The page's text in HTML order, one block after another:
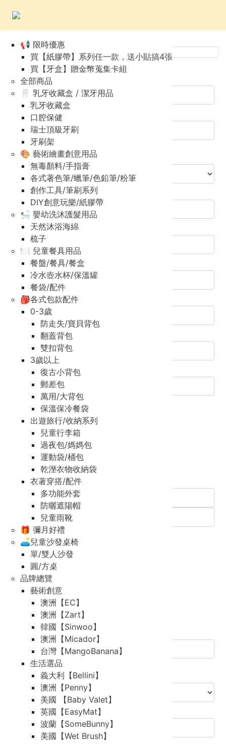
📢 限時優惠
買【紙膠帶】系列任一款，送小貼搞4張
買【牙盒】贈金幣蒐集卡組
全部商品
🦷 乳牙收藏盒 / 潔牙用品
乳牙收藏盒
口腔保健
瑞士頂級牙刷
牙刷架
🎨 藝術繪畫創意用品
無毒顏料/手指膏
各式著色筆/蠟筆/色鉛筆/粉筆
創作工具/筆刷系列
DIY創意玩樂/紙膠帶
🛀 嬰幼洗沐護髮用品
天然沐浴海綿
梳子
🍽️ 兒童餐具用品
餐盤/餐具/餐盒
冷水壺水杯/保溫罐
餐袋/配件
🎒各式包款配件
0-3歲
防走失/寶貝背包
翻蓋背包
雙扣背包
3歲以上
復古小背包
郵差包
萬用/大背包
保溫保冷餐袋
出遊旅行/收納系列
兒童行李箱
過夜包/媽媽包
運動袋/桶包
乾溼衣物收納袋
衣著穿搭/配件
多功能外套
防曬遮陽帽
兒童雨靴
🎁 彌月好禮
🛋️兒童沙發桌椅
單/雙人沙發
圓/方桌
品牌總覽
藝術創意
澳洲【EC】
澳洲【Zart】
韓國【Sinwoo】
澳洲【Micador】
台灣【MangoBanana】
生活選品
義大利【Bellini】
澳洲【Penny】
美國 【Baby Valet】
英國【EasyMat】
波蘭【SomeBunny】
美國【Wet Brush】
Next
Billing Information
Full name (*required)
Facebook Nickname
Country/Region
Postcode/ZIP(*required)
City(*required)
State/Province/District(*required)
Street address, floor, etc.(*required)
Email (*required)
Phone number (*required)
Next
Payment Info
Payment Method
信用卡
銀行轉帳
轉帳匯款(虛擬帳戶)
E-Invoice
Personal
Company
Shipping Method
官網全館免運
Next
Shipping Information
Same as billing info
Full name (*required)
Country/Region